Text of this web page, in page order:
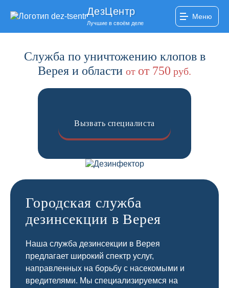
ДезЦентр
Лучшие в своём деле
Меню
Служба по уничтожению клопов в
Верея и области от от 750 руб.
Вызвать специалиста
Городская служба
дезинсекции в Верея
Наша служба дезинсекции в Верея
предлагает широкий спектр услуг,
направленных на борьбу с насекомыми и
вредителями. Мы специализируемся на